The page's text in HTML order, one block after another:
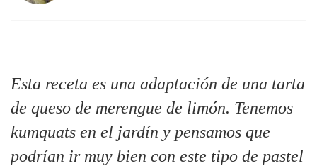
Esta receta es una adaptación de una tarta
de queso de merengue de limón. Tenemos
kumquats en el jardín y pensamos que
podrían ir muy bien con este tipo de pastel